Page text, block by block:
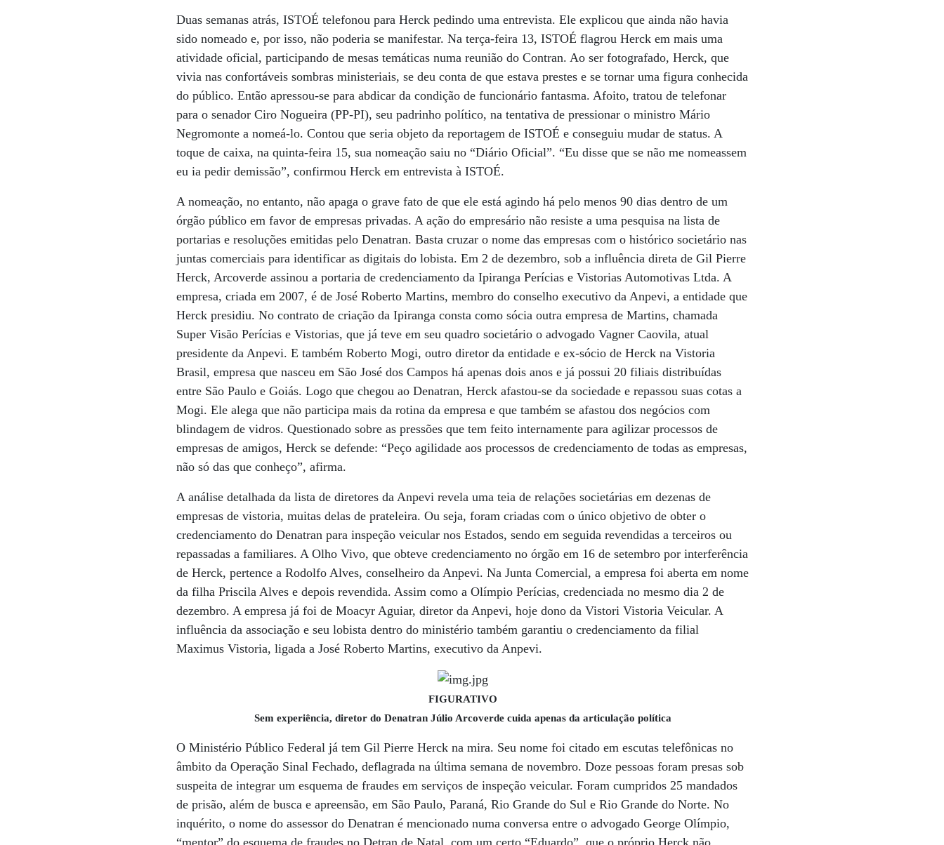
Duas semanas atrás, ISTOÉ telefonou para Herck pedindo uma entrevista. Ele explicou que ainda não havia
sido nomeado e, por isso, não poderia se manifestar. Na terça-feira 13, ISTOÉ flagrou Herck em mais uma
atividade oficial, participando de mesas temáticas numa reunião do Contran. Ao ser fotografado, Herck, que
vivia nas confortáveis sombras ministeriais, se deu conta de que estava prestes e se tornar uma figura conhecida
do público. Então apressou-se para abdicar da condição de funcionário fantasma. Afoito, tratou de telefonar
para o senador Ciro Nogueira (PP-PI), seu padrinho político, na tentativa de pressionar o ministro Mário
Negromonte a nomeá-lo. Contou que seria objeto da reportagem de ISTOÉ e conseguiu mudar de status. A
toque de caixa, na quinta-feira 15, sua nomeação saiu no “Diário Oficial”. “Eu disse que se não me nomeassem
eu ia pedir demissão”, confirmou Herck em entrevista à ISTOÉ.
A nomeação, no entanto, não apaga o grave fato de que ele está agindo há pelo menos 90 dias dentro de um
órgão público em favor de empresas privadas. A ação do empresário não resiste a uma pesquisa na lista de
portarias e resoluções emitidas pelo Denatran. Basta cruzar o nome das empresas com o histórico societário nas
juntas comerciais para identificar as digitais do lobista. Em 2 de dezembro, sob a influência direta de Gil Pierre
Herck, Arcoverde assinou a portaria de credenciamento da Ipiranga Perícias e Vistorias Automotivas Ltda. A
empresa, criada em 2007, é de José Roberto Martins, membro do conselho executivo da Anpevi, a entidade que
Herck presidiu. No contrato de criação da Ipiranga consta como sócia outra empresa de Martins, chamada
Super Visão Perícias e Vistorias, que já teve em seu quadro societário o advogado Vagner Caovila, atual
presidente da Anpevi. E também Roberto Mogi, outro diretor da entidade e ex-sócio de Herck na Vistoria
Brasil, empresa que nasceu em São José dos Campos há apenas dois anos e já possui 20 filiais distribuídas
entre São Paulo e Goiás. Logo que chegou ao Denatran, Herck afastou-se da sociedade e repassou suas cotas a
Mogi. Ele alega que não participa mais da rotina da empresa e que também se afastou dos negócios com
blindagem de vidros. Questionado sobre as pressões que tem feito internamente para agilizar processos de
empresas de amigos, Herck se defende: “Peço agilidade aos processos de credenciamento de todas as empresas,
não só das que conheço”, afirma.
A análise detalhada da lista de diretores da Anpevi revela uma teia de relações societárias em dezenas de
empresas de vistoria, muitas delas de prateleira. Ou seja, foram criadas com o único objetivo de obter o
credenciamento do Denatran para inspeção veicular nos Estados, sendo em seguida revendidas a terceiros ou
repassadas a familiares. A Olho Vivo, que obteve credenciamento no órgão em 16 de setembro por interferência
de Herck, pertence a Rodolfo Alves, conselheiro da Anpevi. Na Junta Comercial, a empresa foi aberta em nome
da filha Priscila Alves e depois revendida. Assim como a Olímpio Perícias, credenciada no mesmo dia 2 de
dezembro. A empresa já foi de Moacyr Aguiar, diretor da Anpevi, hoje dono da Vistori Vistoria Veicular. A
influência da associação e seu lobista dentro do ministério também garantiu o credenciamento da filial
Maximus Vistoria, ligada a José Roberto Martins, executivo da Anpevi.
FIGURATIVO
Sem experiência, diretor do Denatran Júlio Arcoverde cuida apenas da articulação política
O Ministério Público Federal já tem Gil Pierre Herck na mira. Seu nome foi citado em escutas telefônicas no
âmbito da Operação Sinal Fechado, deflagrada na última semana de novembro. Doze pessoas foram presas sob
suspeita de integrar um esquema de fraudes em serviços de inspeção veicular. Foram cumpridos 25 mandados
de prisão, além de busca e apreensão, em São Paulo, Paraná, Rio Grande do Sul e Rio Grande do Norte. No
inquérito, o nome do assessor do Denatran é mencionado numa conversa entre o advogado George Olímpio,